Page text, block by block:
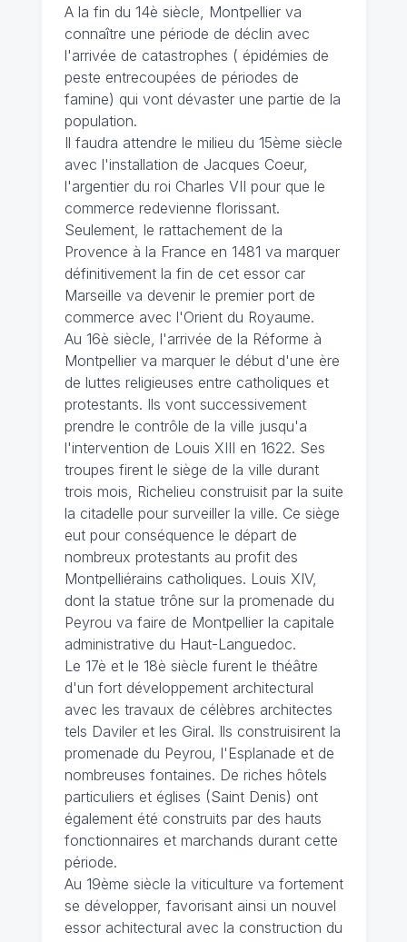
A la fin du 14è siècle, Montpellier va
connaître une période de déclin avec
l'arrivée de catastrophes ( épidémies de
peste entrecoupées de périodes de
famine) qui vont dévaster une partie de la
population.
Il faudra attendre le milieu du 15ème siècle
avec l'installation de Jacques Coeur,
l'argentier du roi Charles VII pour que le
commerce redevienne florissant.
Seulement, le rattachement de la
Provence à la France en 1481 va marquer
définitivement la fin de cet essor car
Marseille va devenir le premier port de
commerce avec l'Orient du Royaume.
Au 16è siècle, l'arrivée de la Réforme à
Montpellier va marquer le début d'une ère
de luttes religieuses entre catholiques et
protestants. Ils vont successivement
prendre le contrôle de la ville jusqu'a
l'intervention de Louis XIII en 1622. Ses
troupes firent le siège de la ville durant
trois mois, Richelieu construisit par la suite
la citadelle pour surveiller la ville. Ce siège
eut pour conséquence le départ de
nombreux protestants au profit des
Montpelliérains catholiques. Louis XIV,
dont la statue trône sur la promenade du
Peyrou va faire de Montpellier la capitale
administrative du Haut-Languedoc.
Le 17è et le 18è siècle furent le théâtre
d'un fort développement architectural
avec les travaux de célèbres architectes
tels Daviler et les Giral. Ils construisirent la
promenade du Peyrou, l'Esplanade et de
nombreuses fontaines. De riches hôtels
particuliers et églises (Saint Denis) ont
également été construits par des hauts
fonctionnaires et marchands durant cette
période.
Au 19ème siècle la viticulture va fortement
se développer, favorisant ainsi un nouvel
essor achitectural avec la construction du